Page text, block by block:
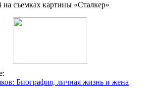
съемках картины «Сталкер»
Биография, личная жизнь и жена